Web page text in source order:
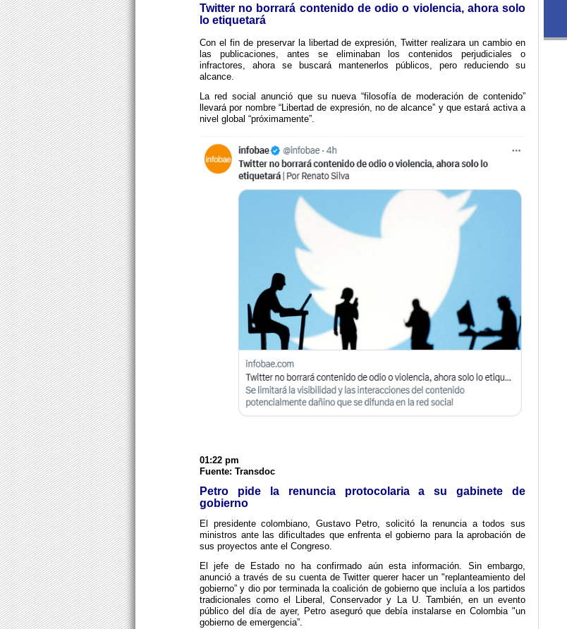
Twitter no borrará contenido de odio o violencia, ahora solo
lo etiquetará
Con el fin de preservar la libertad de expresión, Twitter realizara un cambio en
las publicaciones, antes se eliminaban los contenidos perjudiciales o
infractores, ahora se buscará mantenerlos públicos, pero reduciendo su
alcance.
La red social anunció que su nueva “filosofía de moderación de contenido”
llevará por nombre “Libertad de expresión, no de alcance” y que estará activa a
nivel global “próximamente”.
01:22 pm
Fuente: Transdoc
Petro pide la renuncia protocolaria a su gabinete de
gobierno
El presidente colombiano, Gustavo Petro, solicitó la renuncia a todos sus
ministros ante las dificultades que enfrenta el gobierno para la aprobación de
sus proyectos ante el Congreso.
El jefe de Estado no ha confirmado aún esta información. Sin embargo,
anunció a través de su cuenta de Twitter querer hacer un "replanteamiento del
gobierno” y dio por terminada la coalición de gobierno que incluía a los partidos
tradicionales como el Liberal, Conservador y La U. También, en un evento
público del día de ayer, Petro aseguró que debía instalarse en Colombia "un
gobierno de emergencia”.